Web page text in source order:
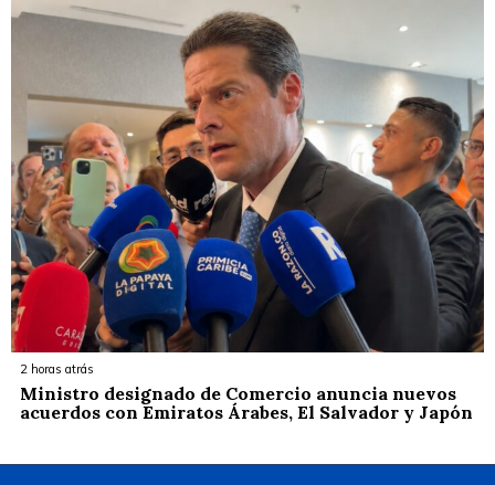
2 horas atrás
Ministro designado de Comercio anuncia nuevos
acuerdos con Emiratos Árabes, El Salvador y Japón